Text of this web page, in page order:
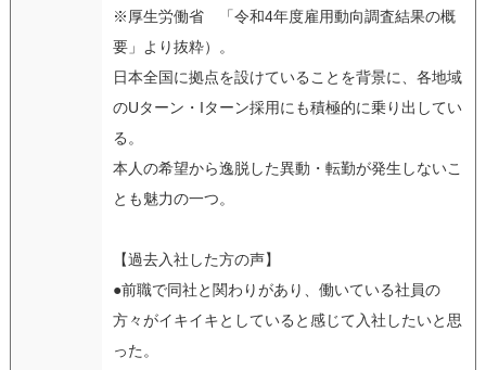
※厚生労働省 「令和4年度雇用動向調査結果の概
要」より抜粋）。
日本全国に拠点を設けていることを背景に、各地域
のUターン・Iターン採用にも積極的に乗り出してい
る。
本人の希望から逸脱した異動・転勤が発生しないこ
とも魅力の一つ。
【過去入社した方の声】
●前職で同社と関わりがあり、働いている社員の
方々がイキイキとしていると感じて入社したいと思
った。